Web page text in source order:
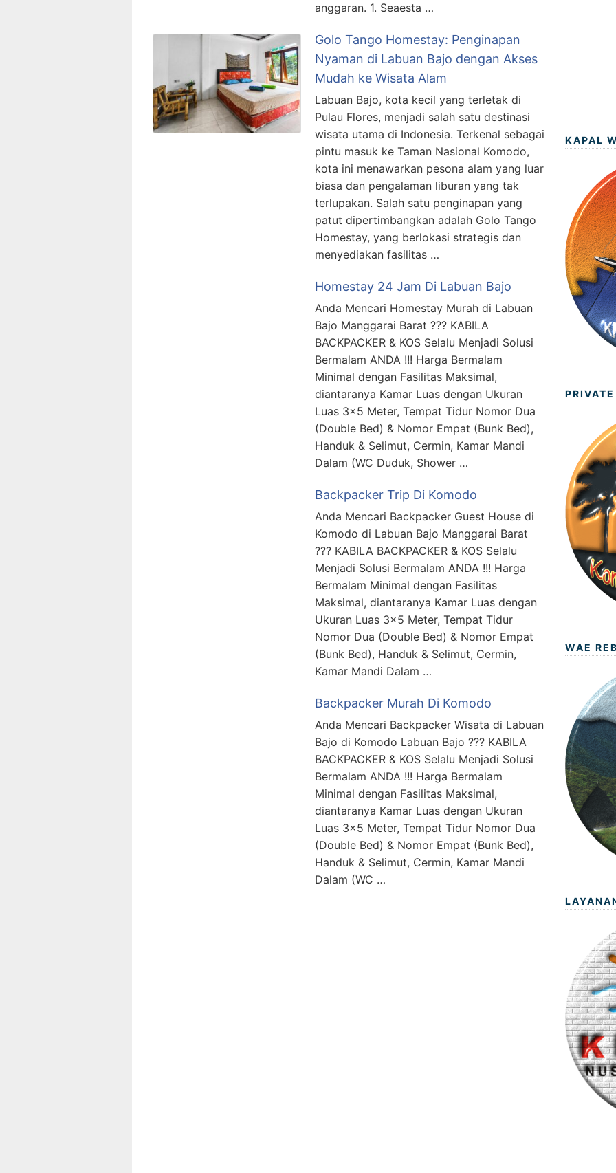
anggaran. 1. Seaesta …
Golo Tango Homestay: Penginapan
Nyaman di Labuan Bajo dengan Akses
Mudah ke Wisata Alam
Labuan Bajo, kota kecil yang terletak di
Pulau Flores, menjadi salah satu destinasi
wisata utama di Indonesia. Terkenal sebagai
pintu masuk ke Taman Nasional Komodo,
kota ini menawarkan pesona alam yang luar
biasa dan pengalaman liburan yang tak
terlupakan. Salah satu penginapan yang
patut dipertimbangkan adalah Golo Tango
Homestay, yang berlokasi strategis dan
menyediakan fasilitas …
Homestay 24 Jam Di Labuan Bajo
Anda Mencari Homestay Murah di Labuan
Bajo Manggarai Barat ??? KABILA
BACKPACKER & KOS Selalu Menjadi Solusi
Bermalam ANDA !!! Harga Bermalam
Minimal dengan Fasilitas Maksimal,
diantaranya Kamar Luas dengan Ukuran
Luas 3×5 Meter, Tempat Tidur Nomor Dua
(Double Bed) & Nomor Empat (Bunk Bed),
Handuk & Selimut, Cermin, Kamar Mandi
Dalam (WC Duduk, Shower …
Backpacker Trip Di Komodo
Anda Mencari Backpacker Guest House di
Komodo di Labuan Bajo Manggarai Barat
??? KABILA BACKPACKER & KOS Selalu
Menjadi Solusi Bermalam ANDA !!! Harga
Bermalam Minimal dengan Fasilitas
Maksimal, diantaranya Kamar Luas dengan
Ukuran Luas 3×5 Meter, Tempat Tidur
Nomor Dua (Double Bed) & Nomor Empat
(Bunk Bed), Handuk & Selimut, Cermin,
Kamar Mandi Dalam …
Backpacker Murah Di Komodo
Anda Mencari Backpacker Wisata di Labuan
Bajo di Komodo Labuan Bajo ??? KABILA
BACKPACKER & KOS Selalu Menjadi Solusi
Bermalam ANDA !!! Harga Bermalam
Minimal dengan Fasilitas Maksimal,
diantaranya Kamar Luas dengan Ukuran
Luas 3×5 Meter, Tempat Tidur Nomor Dua
(Double Bed) & Nomor Empat (Bunk Bed),
Handuk & Selimut, Cermin, Kamar Mandi
Dalam (WC …
KAPAL
WAE